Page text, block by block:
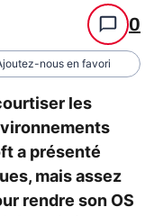
0
nous en favori
les
a présenté
mais assez
rendre son OS